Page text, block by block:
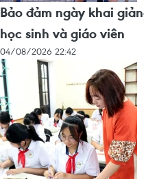
Bảo đảm ngày khai
học sinh và giáo viên
04/08/2026 22:42